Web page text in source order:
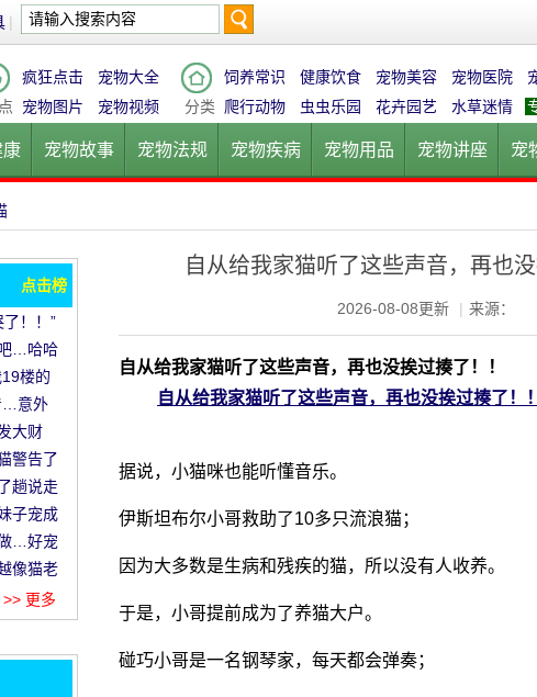
|
索
疯狂点击
宠物大全
宠物图片
宠物视频 分类
饲养常识 健康饮食 宠物美容 宠物医院
爬行动物
虫虫乐园 花卉园艺 水草迷情
康 宠物故事 宠物法规 宠物疾病 宠物用品 宠物讲座 宠
自从给我家猫听了这些声音，再也
2026-08-08更新 | 来源：
自从给我家猫听了这些声音，再也没挨过揍了！！
自从给我家猫听了这些声音，再也没挨过揍了！
据说，小猫咪也能听懂音乐。
伊斯坦布尔小哥救助了10多只流浪猫；
因为大多数是生病和残疾的猫，所以没有人收养。
于是，小哥提前成为了养猫大户。
碰巧小哥是一名钢琴家，每天都会弹奏；
点击榜
！！”
…哈哈
楼的
…意外
大财
警告了
趟说走
子宠成
…好宠
像猫老
>> 更多